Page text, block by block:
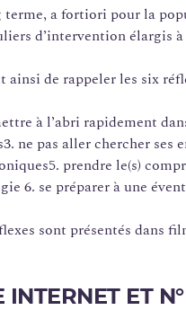
terme, a fortiori pour la
d’intervention élargis à
ainsi de rappeler les six
à l’abri rapidement
ne pas aller chercher ses
prendre le(s)
6. se préparer à une
sont présentés dans
INTERNET ET